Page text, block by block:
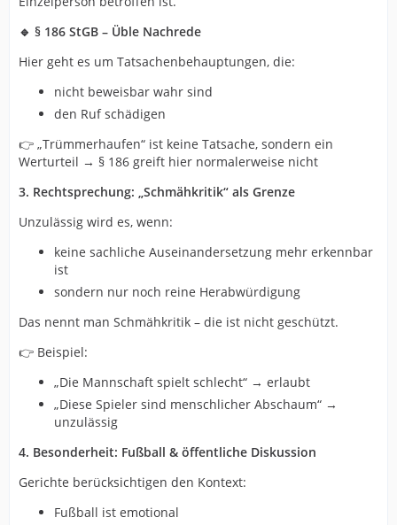
🔹 § 186 StGB – Üble Nachrede
Hier geht es um Tatsachenbehauptungen, die:
nicht beweisbar wahr sind
den Ruf schädigen
👉 „Trümmerhaufen“ ist keine Tatsache, sondern ein
Werturteil → § 186 greift hier normalerweise nicht
3. Rechtsprechung: „Schmähkritik“ als Grenze
Unzulässig wird es, wenn:
keine sachliche Auseinandersetzung mehr erkennbar
ist
sondern nur noch reine Herabwürdigung
Das nennt man Schmähkritik – die ist nicht geschützt.
👉 Beispiel:
„Die Mannschaft spielt schlecht“ → erlaubt
„Diese Spieler sind menschlicher Abschaum“ →
unzulässig
4. Besonderheit: Fußball & öffentliche Diskussion
Gerichte berücksichtigen den Kontext:
Fußball ist emotional